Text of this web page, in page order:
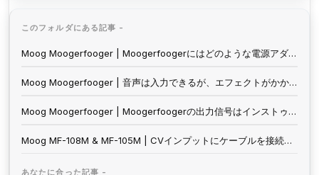
このフォルダにある記事 -
Moog Moogerfooger | Moogerfoogerにはどのような電源アダプターを使用できますか？
Moog Moogerfooger | 音声は入力できるが、エフェクトがかからない。
Moog Moogerfooger | Moogerfoogerの出力信号はインストゥルメント・レベルですか、それともライン・レベルですか？
Moog MF-108M & MF-105M | CVインプットにケーブルを接続すると、ノブの挙動が変わるのはなぜですか？
あなたに合った記事 -